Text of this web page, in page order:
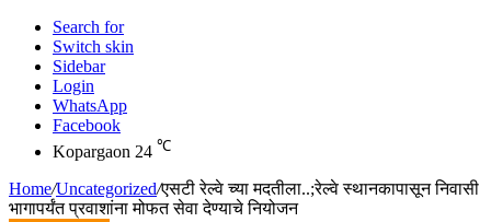
Search for
Switch skin
Sidebar
Login
WhatsApp
Facebook
Kopargaon 24 ℃
Home/Uncategorized/एसटी रेल्वे च्या मदतीला..;रेल्वे स्थानकापासून निवासी
भागापर्यंत प्रवाशांना मोफत सेवा देण्याचे नियोजन